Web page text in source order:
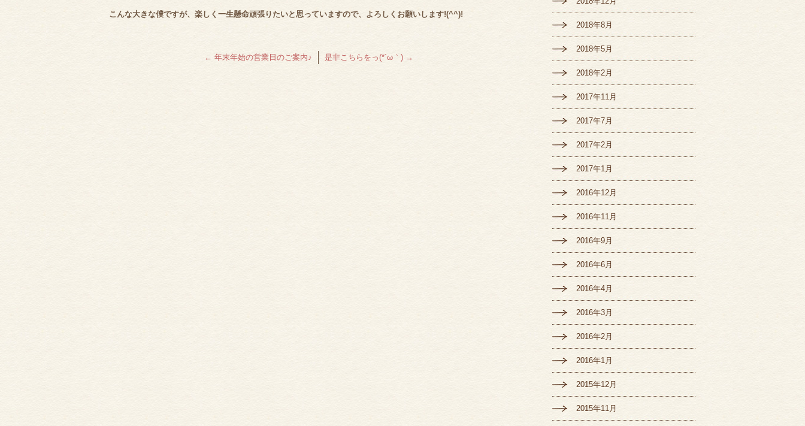
こんな大きな僕ですが、楽しく一生懸命頑張りたいと思っていますので、 よろしくお願いします!(^^)!
← 年末年始の営業日のご案内♪ 是非こちらをっ(*´ω｀) →
2018年8月
2018年5月
2018年2月
2017年11月
2017年7月
2017年2月
2017年1月
2016年12月
2016年11月
2016年9月
2016年6月
2016年4月
2016年3月
2016年2月
2016年1月
2015年12月
2015年11月